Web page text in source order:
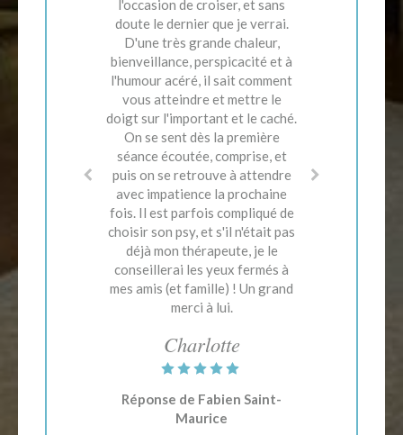
attentive mais sait faire preuve
d'humour et de bienveillance. Le
problème est désormais réglé
mais je n'hésiterais pas à
retourner le voir si j'ai besoin
d'échanger, même sur d'autres
aspects de ma vie. Je le
recommande sans hésiter.
JustRelax
l'occasion de croiser, et sans
doute le dernier que je verrai.
D'une très grande chaleur,
bienveillance, perspicacité et à
l'humour acéré, il sait comment
vous atteindre et mettre le
doigt sur l'important et le caché.
On se sent dès la première
séance écoutée, comprise, et
puis on se retrouve à attendre
avec impatience la prochaine
fois. Il est parfois compliqué de
choisir son psy, et s'il n'était pas
déjà mon thérapeute, je le
conseillerai les yeux fermés à
mes amis (et famille) ! Un grand
merci à lui.
Charlotte
Réponse de Fabien Saint-
Maurice
Bonjour SC, Merci beaucoup pour
ce commentaire qui m' encourage
à continuer dans ce sens.